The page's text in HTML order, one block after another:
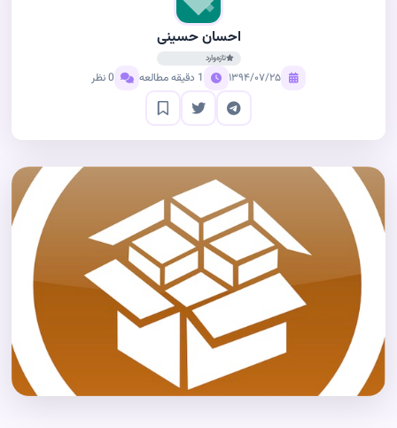
احسان حسینی
تازه‌وارد
۱۳۹۴/۰۷/۲۵ 1 دقیقه مطالعه 0 نظر